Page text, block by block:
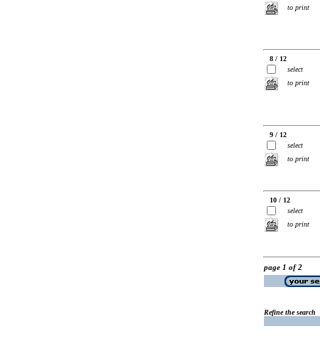
to print
8 / 12
select
to print
9 / 12
select
to print
10 / 12
select
to print
page 1 of 2
Refine the search